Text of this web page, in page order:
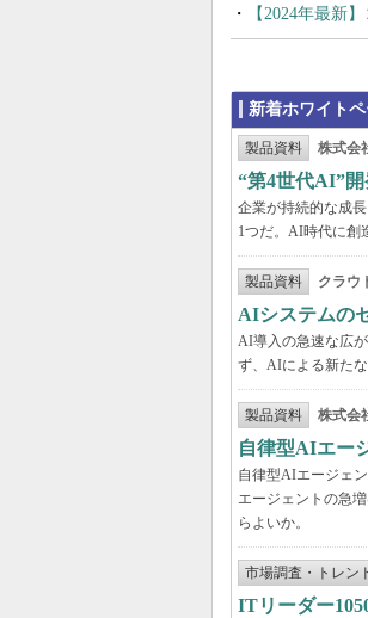
【2024年最新
新着ホワイト
製品資料 株式会
“第4世代AI”
企業が持続的な成
1つだ。AI時代に創
製品資料 クラウ
AIシステムの
AI導入の急速な広
ず、AIによる新た
製品資料 株式会
自律型AIエー
自律型AIエージェ
エージェントの急
らよいか。
市場調査・トレン
ITリーダー